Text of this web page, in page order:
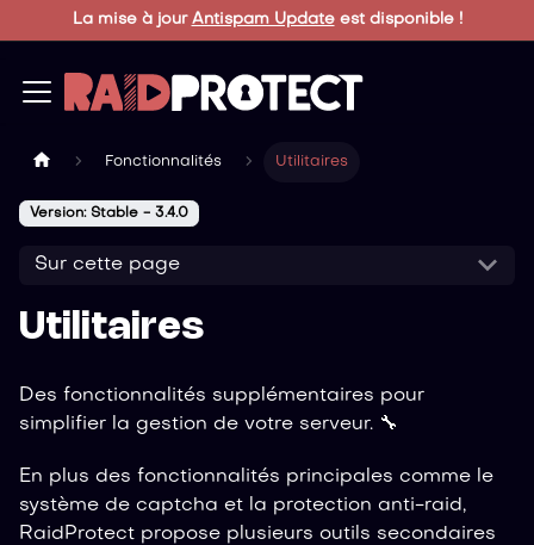
La mise à jour Antispam Updateest disponible !
Fonctionnalités Utilitaires
Version: Stable - 3.4.0
Sur cette page
Utilitaires
Des fonctionnalités supplémentaires pour
simplifier la gestion de votre serveur. 🔧
En plus des fonctionnalités principales comme le
système de captcha et la protection anti-raid,
RaidProtect propose plusieurs outils secondaires